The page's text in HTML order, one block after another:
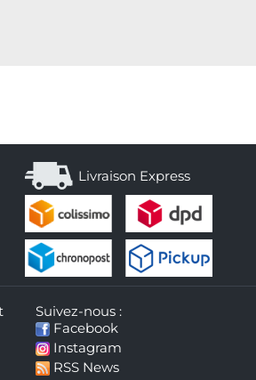
Livraison Express
Suivez-nous :
Facebook
Instagram
RSS News